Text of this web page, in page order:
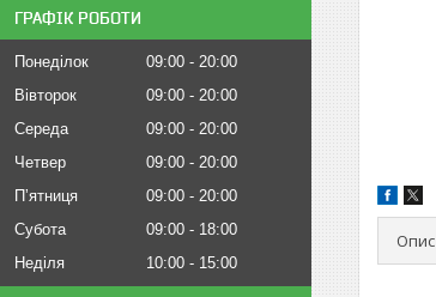
ГРАФІК РОБОТИ
Понеділок 09:00
20:00
Вівторок
09:00
20:00
Середа
09:00
20:00
Четвер
09:00
20:00
Пʼятниця
09:00
20:00
Субота
09:00
18:00
Неділя
10:00 15:00
Опис